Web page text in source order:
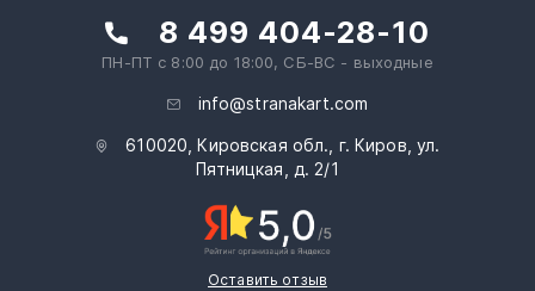
8 499 404-28-10
ПН-ПТ с 8:00 до 18:00, СБ-ВС - выходные
info@stranakart.com
610020, Кировская обл., г. Киров, ул.
Пятницкая, д. 2/1
Оставить отзыв